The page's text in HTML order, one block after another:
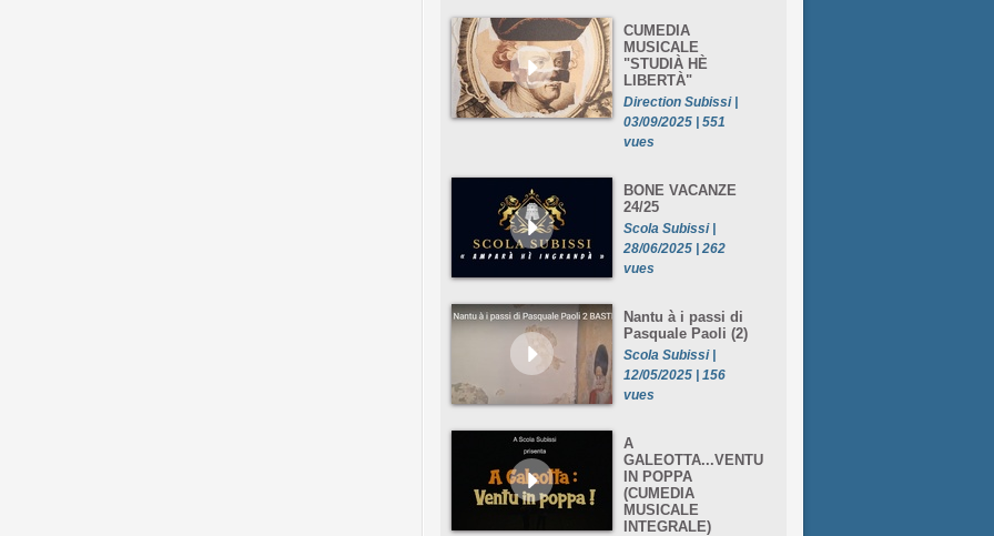
CUMEDIA
MUSICALE
"STUDIÀ HÈ
LIBERTÀ"
Direction Subissi |
03/09/2025 | 551
vues
BONE VACANZE
24/25
Scola Subissi |
28/06/2025 | 262
vues
Nantu à i passi di
Pasquale Paoli (2)
Scola Subissi |
12/05/2025 | 156
vues
A
GALEOTTA...VENTU
IN POPPA
(CUMEDIA
MUSICALE
INTEGRALE)